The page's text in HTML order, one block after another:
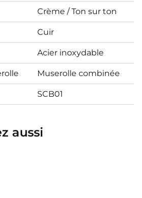
Crème / Ton sur ton
Cuir
Acier inoxydable
Muserolle combinée
SCB01
aussi